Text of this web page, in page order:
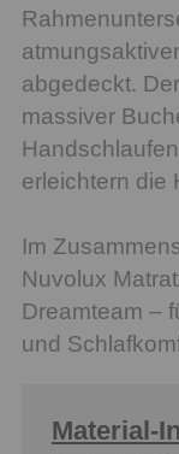
abgedeckt.
massiver
erleichtern die
Im
Nuvolux
Dreamteam –
und
Material-